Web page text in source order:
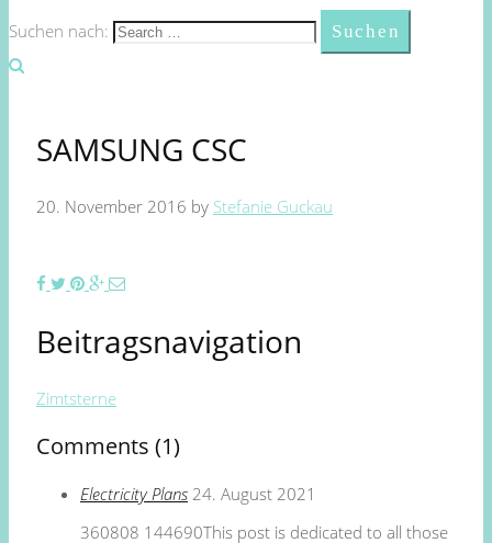
Suchen nach:
SAMSUNG CSC
20. November 2016 by Stefanie Guckau
Beitragsnavigation
Zimtsterne
Comments (1)
Electricity Plans 24. August 2021
360808 144690This post is dedicated to all those